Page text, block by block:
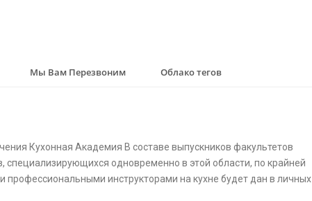
Мы Вам Перезвоним Облако тегов
Кухонная Академия В составе выпускников факультетов
специализирующихся одновременно в этой области, по крайней
профессиональными инструкторами на кухне будет дан в личных